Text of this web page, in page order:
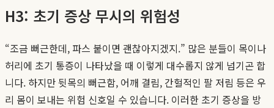
H3: 초기 증상 무시의 위험성
“조금 뻐근한데, 파스 붙이면 괜찮아지겠지.” 많은 분들이 목이나
허리에 초기 통증이 나타났을 때 이렇게 대수롭지 않게 넘기곤 합
니다. 하지만 뒷목의 뻐근함, 어깨 결림, 간헐적인 팔 저림 등은 우
리 몸이 보내는 위험 신호일 수 있습니다. 이러한 초기 증상을 방